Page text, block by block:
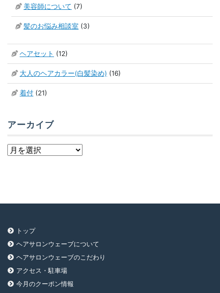
美容師について (7)
髪のお悩み相談室 (3)
ヘアセット (12)
大人のヘアカラー(白髪染め) (16)
着付 (21)
アーカイブ
ア
トップ
ヘアサロンウェーブについて
ヘアサロンウェーブのこだわり
アクセス・駐車場
今月のクーポン情報